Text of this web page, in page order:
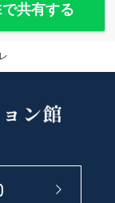
共有する